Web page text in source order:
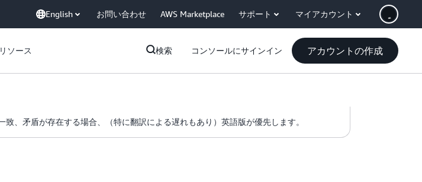
English お問い合わせ AWS Marketplace サポート マイアカウント
リソース 検索 コンソールにサインイン アカウントの作成
、矛盾が存在する場合、（特に翻訳による遅れもあり）英語版が優先します。